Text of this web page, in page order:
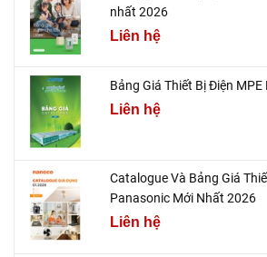
nhất 2026
Liên hệ
Bảng Giá Thiết Bị Điện
Liên hệ
Catalogue Và Bảng Giá
Panasonic Mới Nhất 2026
Liên hệ